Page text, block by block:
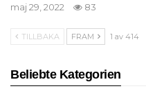
maj 29, 2022 83
TILLBAKA FRAM 1 av 414
Beliebte Kategorien